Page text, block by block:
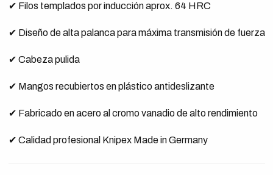
✔ Filos templados por inducción aprox. 64 HRC
✔ Diseño de alta palanca para máxima transmisión de fuerza
✔ Cabeza pulida
✔ Mangos recubiertos en plástico antideslizante
✔ Fabricado en acero al cromo vanadio de alto rendimiento
✔ Calidad profesional Knipex Made in Germany